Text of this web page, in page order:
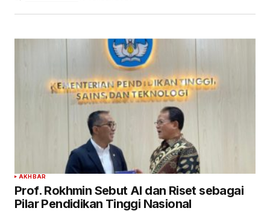
AKHBAR
Prof. Rokhmin Sebut AI dan Riset sebagai
Pilar Pendidikan Tinggi Nasional